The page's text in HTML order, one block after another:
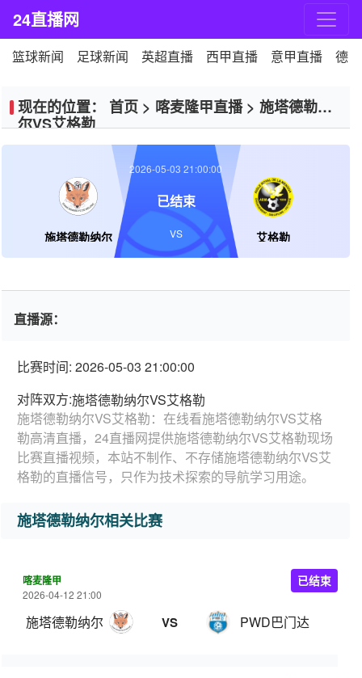
24直播网
篮球新闻 足球新闻 英超直播 西甲直播 意甲直播 德
现在的位置： 首页 > 喀麦隆甲直播> 施塔德勒纳
尔VS艾格勒
施塔德勒纳尔 艾格勒
2026-05-03 21:00:00
已结束
VS
直播源：
比赛时间: 2026-05-03 21:00:00
对阵双方:施塔德勒纳尔VS艾格勒
施塔德勒纳尔VS艾格勒：在线看施塔德勒纳尔VS艾格
勒高清直播，24直播网提供施塔德勒纳尔VS艾格勒现场
比赛直播视频，本站不制作、不存储施塔德勒纳尔VS艾
格勒的直播信号，只作为技术探索的导航学习用途。
施塔德勒纳尔相关比赛
喀麦隆甲
2026-04-12 21:00
施塔德勒纳尔 VS PWD巴门达
已结束